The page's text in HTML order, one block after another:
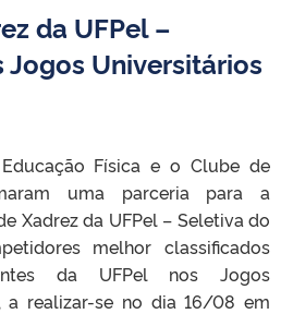
da UFPel –
Jogos Universitários
Física e o Clube de
uma parceria para a
Xadrez da UFPel – Seletiva do
melhor classificados
da UFPel nos Jogos
a realizar-se no dia 16/08 em